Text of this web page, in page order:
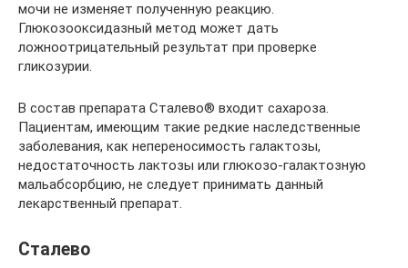
мочи не изменяет полученную реакцию.
Глюкозооксидазный метод может дать
ложноотрицательный результат при проверке
гликозурии.
В состав препарата Сталево® входит сахароза.
Пациентам, имеющим такие редкие наследственные
заболевания, как непереносимость галактозы,
недостаточность лактозы или глюкозо-галактозную
мальабсорбцию, не следует принимать данный
лекарственный препарат.
Сталево